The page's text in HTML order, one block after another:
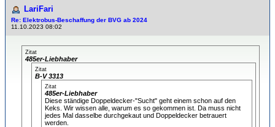
LariFari
Re: Elektrobus-Beschaffung der BVG ab 2024
11.10.2023 08:02
Zitat
485er-Liebhaber
Zitat
B-V 3313
Zitat
485er-Liebhaber
Diese ständige Doppeldecker-"Sucht" geht einem schon auf den
Keks. Wir wissen alle, warum es so gekommen ist. Da muss nicht
jedes Mal dasselbe durchgekaut und Doppeldecker betrauert
werden.